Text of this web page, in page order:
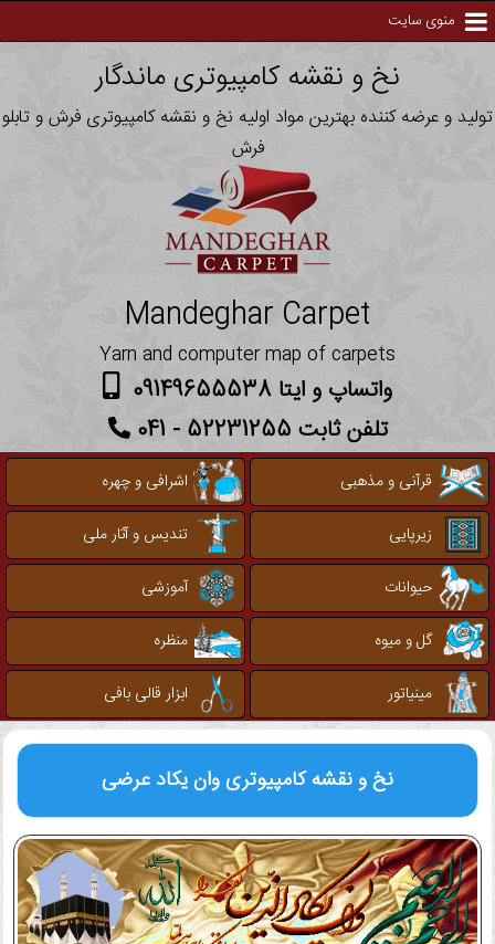
منوی سایت
نخ و نقشه کامپیوتری ماندگار
تولید و عرضه کننده بهترین مواد اولیه نخ و نقشه کامپیوتری فرش و تابلو
فرش
Mandeghar Carpet
Yarn and computer map of carpets
واتساپ و ایتا 09149655538
تلفن ثابت 52231255 - 041
قرآنی و مذهبی
اشرافی و چهره
زیرپایی
تندیس و آثار ملی
حیوانات
آموزشی
گل و میوه
منظره
مینیاتور
ابزار قالی بافی
نخ و نقشه کامپیوتریوان یکاد عرضی